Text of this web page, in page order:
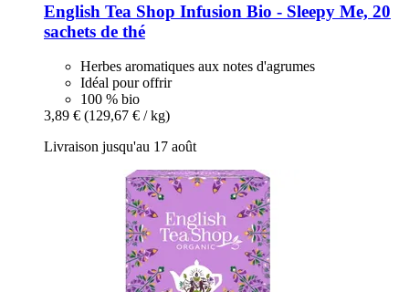
English Tea Shop Infusion Bio -​ Sleepy Me, 20
sachets de thé
Herbes aromatiques aux notes d'agrumes
Idéal pour offrir
100 % bio
3,89 € (129,67 € / kg)
Livraison jusqu'au 17 août